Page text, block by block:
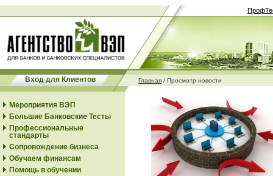
Вход для Клиентов Главная / Просмотр новости
Мероприятия ВЭП
Большие Банковские Тесты
Профессиональные
стандарты
Сопровождение бизнеса
Обучаем финансам
Помощь в обучении